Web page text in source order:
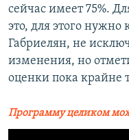
сейчас имеет 75%.
это, для этого нужно
Габриелян, не
изменения, но
оценки пока крайне
Программу целиком